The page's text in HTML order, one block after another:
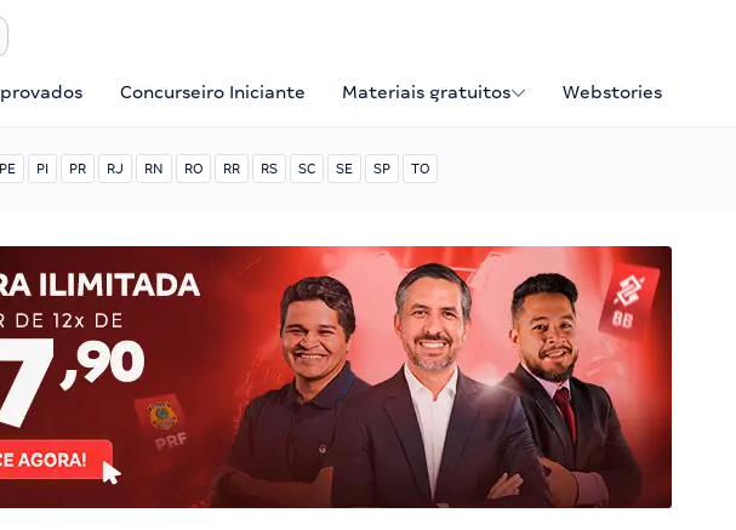
Concurseiro Iniciante Materiais gratuitos Webstories
PE PI PR RJ RN RO RR RS SC SE SP TO